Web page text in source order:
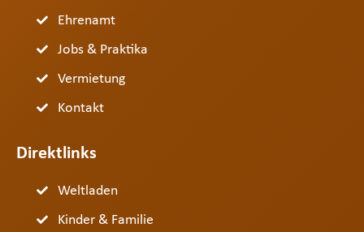
Ehrenamt
Jobs & Praktika
Vermietung
Kontakt
Direktlinks
Weltladen
Kinder & Familie